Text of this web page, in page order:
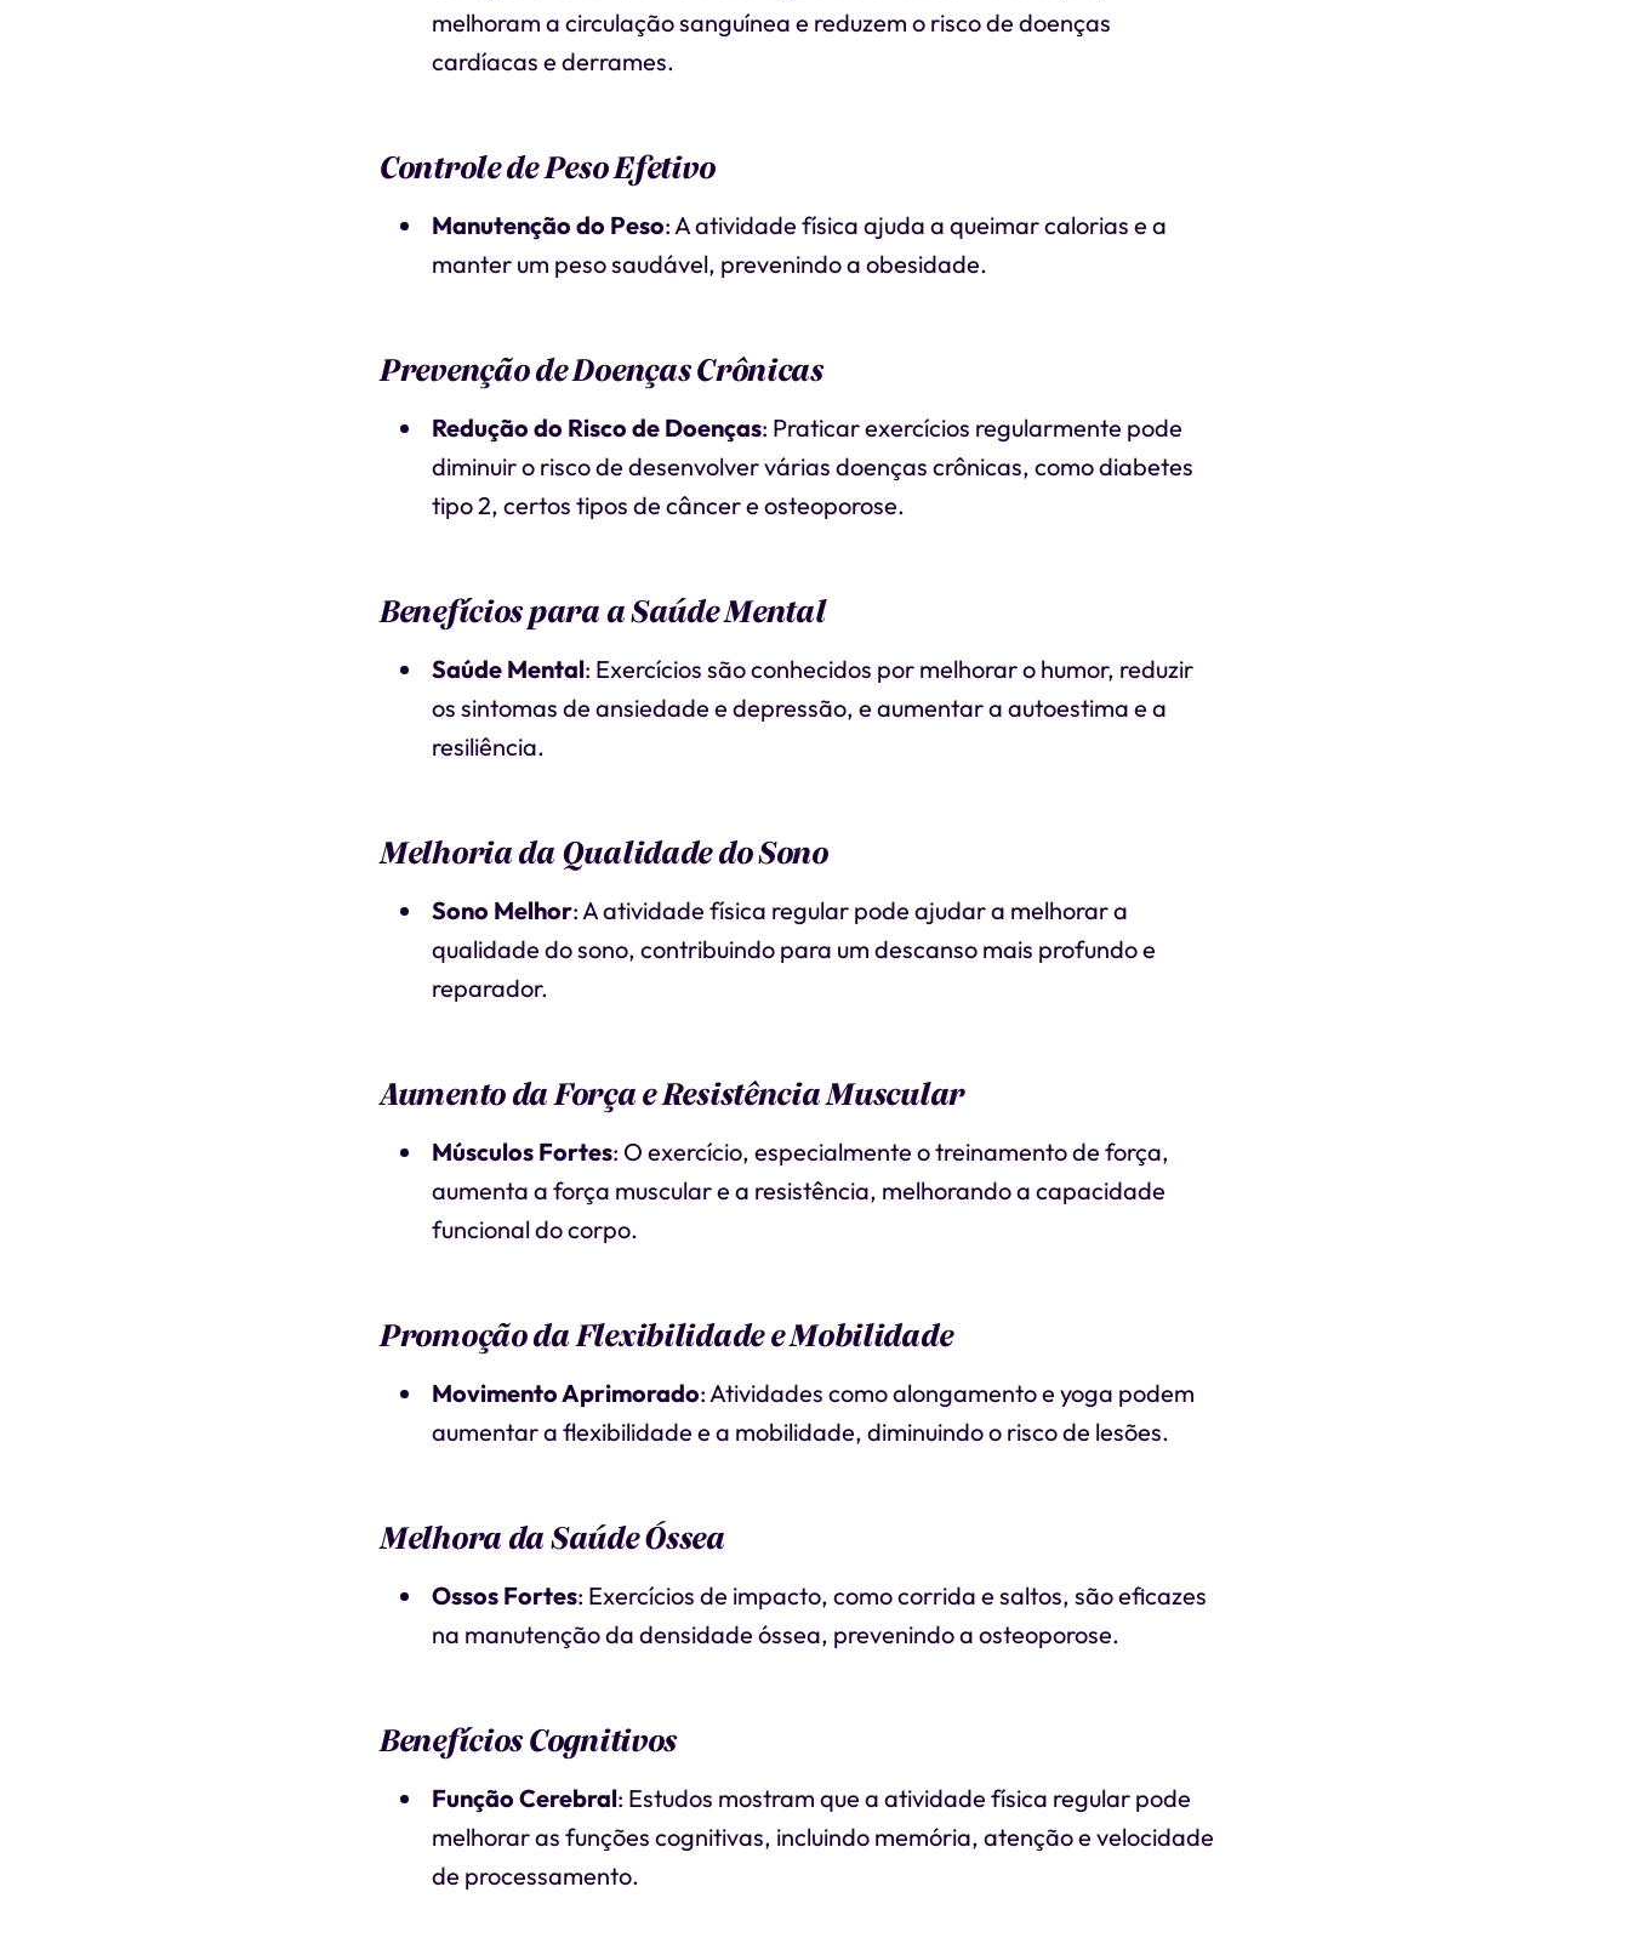
melhoram a circulação sanguínea e reduzem o risco de doenças
cardíacas e derrames.
Controle de Peso Efetivo
Manutenção do Peso: A atividade física ajuda a queimar calorias e a
manter um peso saudável, prevenindo a obesidade.
Prevenção de Doenças Crônicas
Redução do Risco de Doenças: Praticar exercícios regularmente pode
diminuir o risco de desenvolver várias doenças crônicas, como diabetes
tipo 2, certos tipos de câncer e osteoporose.
Benefícios para a Saúde Mental
Saúde Mental: Exercícios são conhecidos por melhorar o humor, reduzir
os sintomas de ansiedade e depressão, e aumentar a autoestima e a
resiliência.
Melhoria da Qualidade do Sono
Sono Melhor: A atividade física regular pode ajudar a melhorar a
qualidade do sono, contribuindo para um descanso mais profundo e
reparador.
Aumento da Força e Resistência Muscular
Músculos Fortes: O exercício, especialmente o treinamento de força,
aumenta a força muscular e a resistência, melhorando a capacidade
funcional do corpo.
Promoção da Flexibilidade e Mobilidade
Movimento Aprimorado: Atividades como alongamento e yoga podem
aumentar a flexibilidade e a mobilidade, diminuindo o risco de lesões.
Melhora da Saúde Óssea
Ossos Fortes: Exercícios de impacto, como corrida e saltos, são eficazes
na manutenção da densidade óssea, prevenindo a osteoporose.
Benefícios Cognitivos
Função Cerebral: Estudos mostram que a atividade física regular pode
melhorar as funções cognitivas, incluindo memória, atenção e velocidade
de processamento.